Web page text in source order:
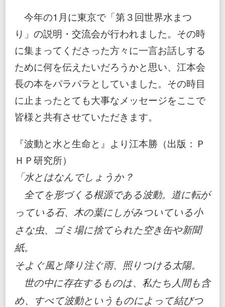
今年の1月に東京で「第３回世界水まつ
り」の説明・交流会が行われました。その時
に集まってくださった方々に一言お話しする
ために何を伝えたいだろうかと思い、江本会
長の本をパラパラとしていました。その時目
に止まったとても大事なメッセージをここで
皆様と共有させていただきます。
『波動と水と生命と』より江本勝（出版：Ｐ
ＨＰ研究所）
「水とはなんでしょうか？
全てを形づくる根源である波動。道に転が
っている石、木の葉にしがみついている小
さな虫、ゴミ場に捨てられた空き缶や新聞
紙。
そよぐ風と降り注ぐ雨、照りつける太陽。
世の中に存在するものは、私たち人間も含
め、すべて波動というものによって結びつ